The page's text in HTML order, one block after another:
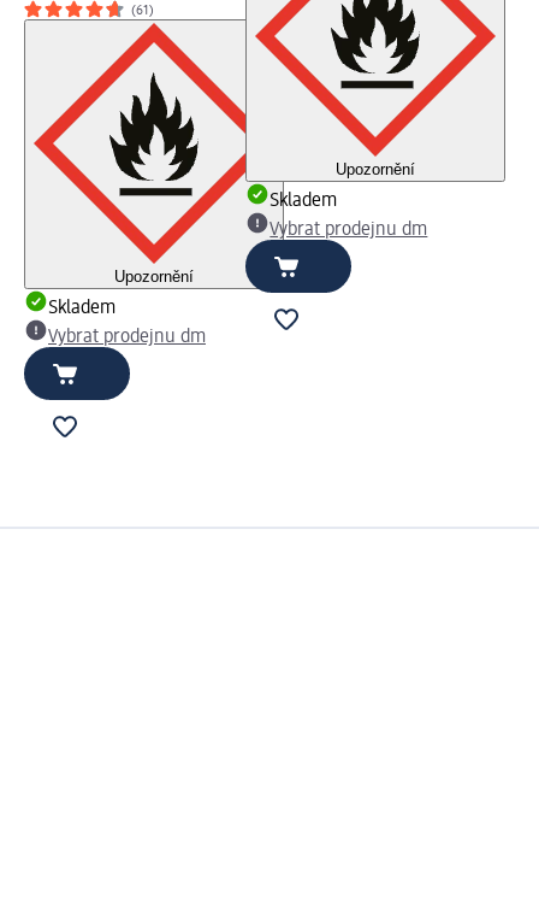
(61)
Upozornění
Skladem
Vybrat prodejnu dm
Upozornění
Skladem
Vybrat prodejnu dm